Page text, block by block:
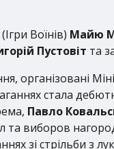
Воїнів) Майю
Пустовіт та
організовані
стала
Павло
виборов
зі стрільби з